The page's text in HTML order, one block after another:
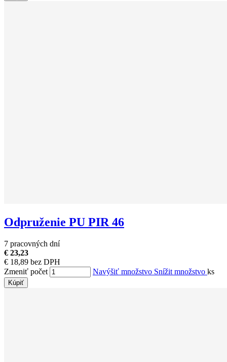
Odpruženie PU PIR 46
7 pracovných dní
€ 23,23
€ 18,89 bez DPH
Zmeniť počet
Navýšiť množstvo Snížit množstvo ks
Kúpiť